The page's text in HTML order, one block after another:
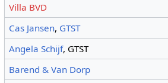
Villa BVD
Cas Jansen, GTST
Angela Schijf, GTST
Barend & Van Dorp